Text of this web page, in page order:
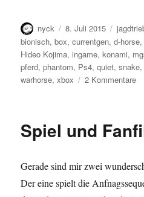
Autor
nyck
Veröffentlicht
am
8. Juli 2015
bionisch,box,currentgen,d-horse
Hideo Kojima,ingame,konami,
pferd,phantom, Ps4,quiet,snake
warhorse,xbox 2 Kommentarezu
V
Spiel und
Gerade sind mir zwei
Der eine spielt die